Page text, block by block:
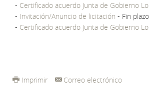
- Certificado acuerdo Junta de Gobierno
- Invitación/Anuncio de licitación - Fin
- Certificado acuerdo Junta de Gobierno
Imprimir Correo electrónico